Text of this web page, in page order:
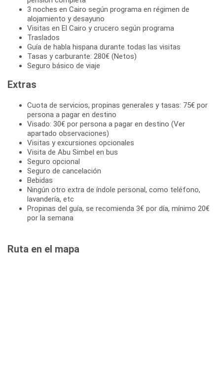
3 noches en Cairo según programa en régimen de
alojamiento y desayuno
Visitas en El Cairo y crucero según programa
Traslados
Guía de habla hispana durante todas las visitas
Tasas y carburante: 280€ (Netos)
Seguro básico de viaje
Extras
Cuota de servicios, propinas generales y tasas: 75€ por
persona a pagar en destino
Visado: 30€ por persona a pagar en destino (Ver
apartado observaciones)
Visitas y excursiones opcionales
Visita de Abu Simbel en bus
Seguro opcional
Seguro de cancelación
Bebidas
Ningún otro extra de índole personal, como teléfono,
lavandería, etc
Propinas del guía, se recomienda 3€ por día, mínimo 20€
por la semana
Ruta en el mapa